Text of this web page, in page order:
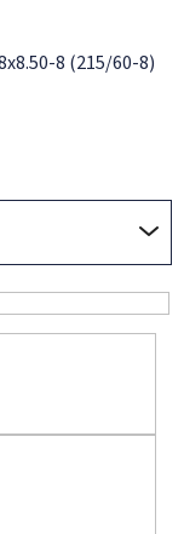
8 (215/60-8)